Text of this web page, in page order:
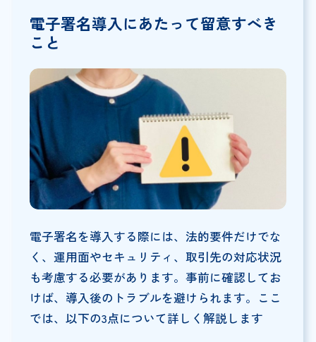
電子署名導入にあたって留意すべき
こと
電子署名を導入する際には、法的要件だけでな
く、運用面やセキュリティ、取引先の対応状況
も考慮する必要があります。事前に確認してお
けば、導入後のトラブルを避けられます。ここ
では、以下の3点について詳しく解説します